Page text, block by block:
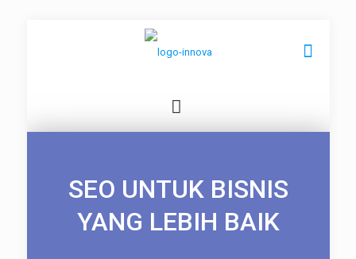
SEO UNTUK BISNIS
YANG LEBIH BAIK